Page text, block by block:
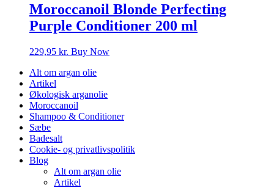
Moroccanoil Blonde Perfecting
Purple Conditioner 200 ml
229,95 kr. Buy Now
Alt om argan olie
Artikel
Økologisk arganolie
Moroccanoil
Shampoo & Conditioner
Sæbe
Badesalt
Cookie- og privatlivspolitik
Blog
Alt om argan olie
Artikel